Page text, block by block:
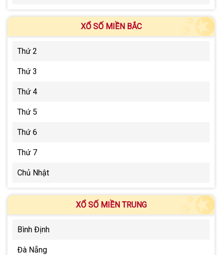
XỔ SỐ MIỀN BẮC
Thứ 2
Thứ 3
Thứ 4
Thứ 5
Thứ 6
Thứ 7
Chủ Nhật
XỔ SỐ MIỀN TRUNG
Bình Định
Đà Nẵng